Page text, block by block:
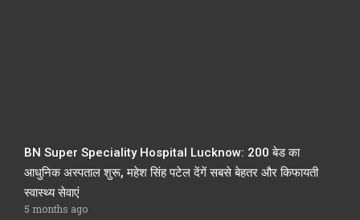
BN Super Speciality Hospital Lucknow: 200 बेड का
आधुनिक अस्पताल शुरू, महेश सिंह पटेल देंगें सबसे बेहतर और किफायती
स्वास्थ्य सेवाएं
5 months ago